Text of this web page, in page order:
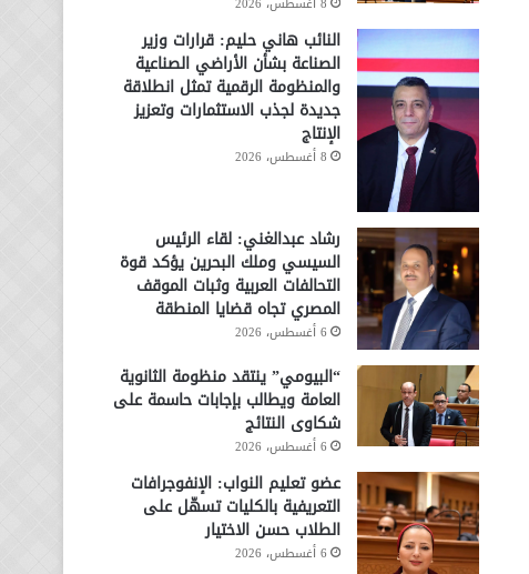
النائب هاني حليم: قرارات وزير
الصناعة بشأن الأراضي الصناعية
والمنظومة الرقمية تمثل انطلاقة
جديدة لجذب الاستثمارات وتعزيز
الإنتاج
8 أغسطس، 2026
رشاد عبدالغني: لقاء الرئيس
السيسي وملك البحرين يؤكد قوة
التحالفات العربية وثبات الموقف
المصري تجاه قضايا المنطقة
6 أغسطس، 2026
“البيومي” ينتقد منظومة الثانوية
العامة ويطالب بإجابات حاسمة على
شكاوى النتائج
6 أغسطس، 2026
عضو تعليم النواب: الإنفوجرافات
التعريفية بالكليات تسهّل على
الطلاب حسن الاختيار
6 أغسطس، 2026